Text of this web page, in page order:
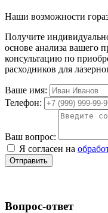
Наши возможности
Получите
основе анализа вашего
консультацию по
расходников для
Ваше имя:
Телефон:
Ваш вопрос:
Я согласен на
Отправить
Вопрос-ответ